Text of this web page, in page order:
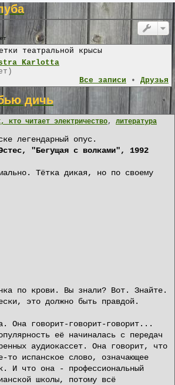
театральной крысы
Karlotta
Все записи • Друзья
дичь
кто читает электричество, литература
легендарный опус.
"Бегущая с волками", 1992
Тётка дикая, но по своему
по крови. Вы знали? Вот. Знайте.
это должно быть правдой.
Она говорит-говорит-говорит...
её начиналась с передач
аудиокассет. Она говорит, что
испанское слово, означающее
И что она - профессиональный
школы, потому всё